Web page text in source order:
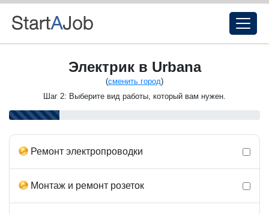
Электрик в Urbana
(сменить город)
Шаг 2: Выберите вид работы, который вам нужен.
Ремонт электропроводки
Монтаж и ремонт розеток